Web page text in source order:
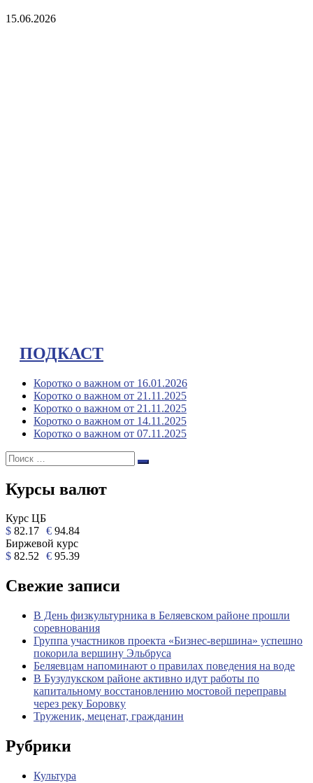
15.06.2026
ПОДКАСТ
Коротко о важном от 16.01.2026
Коротко о важном от 21.11.2025
Коротко о важном от 21.11.2025
Коротко о важном от 14.11.2025
Коротко о важном от 07.11.2025
Поиск:
Поиск
Курсы валют
Курс ЦБ
$ 82.17 € 94.84
Биржевой курс
$ 82.52 € 95.39
Свежие записи
В День физкультурника в Беляевском районе прошли
соревнования
Группа участников проекта «Бизнес‑вершина» успешно
покорила вершину Эльбруса
Беляевцам напоминают о правилах поведения на воде
В Бузулукском районе активно идут работы по
капитальному восстановлению мостовой переправы
через реку Боровку
Труженик, меценат, гражданин
Рубрики
Культура